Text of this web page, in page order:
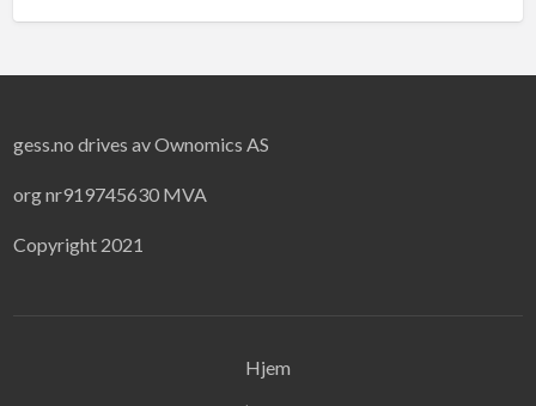
gess.no drives av Ownomics AS
org nr919745630 MVA
Copyright 2021
Hjem